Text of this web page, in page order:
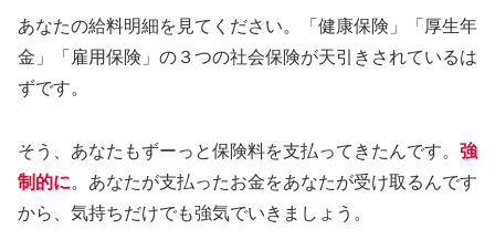
あなたの給料明細を見てください。「健康保険」「厚生年
金」「雇用保険」の３つの社会保険が天引きされているは
ずです。
そう、あなたもずーっと保険料を支払ってきたんです。 強
制的に。あなたが支払ったお金をあなたが受け取るんです
から、気持ちだけでも強気でいきましょう。